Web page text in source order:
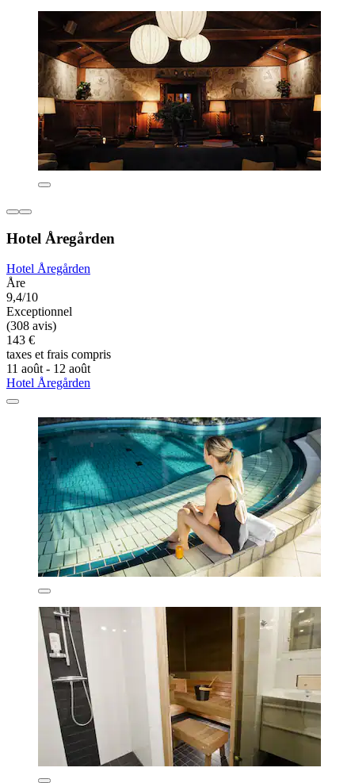
Hotel Åregården
Hotel Åregården
Åre
9,4/10
Exceptionnel
(308 avis)
143 €
taxes et frais compris
11 août - 12 août
Hotel Åregården